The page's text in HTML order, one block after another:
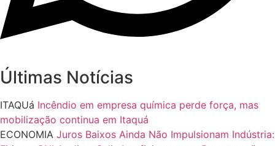
Últimas Notícias
ITAQUá Incêndio em empresa química perde força, mas
mobilização continua em Itaquá
ECONOMIA Juros Baixos Ainda Não Impulsionam Indústria: